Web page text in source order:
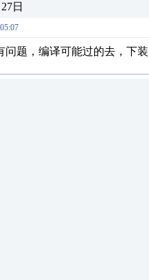
日
问题，编译可能过的去，下